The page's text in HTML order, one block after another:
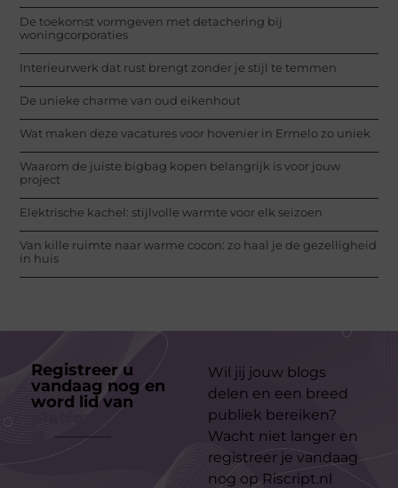
De toekomst vormgeven met detachering bij
woningcorporaties
Interieurwerk dat rust brengt zonder je stijl te temmen
De unieke charme van oud eikenhout
Wat maken deze vacatures voor hovenier in Ermelo zo uniek
Waarom de juiste bigbag kopen belangrijk is voor jouw
project
Elektrische kachel: stijlvolle warmte voor elk seizoen
Van kille ruimte naar warme cocon: zo haal je de gezelligheid
in huis
Registreer u
vandaag nog en
word lid van
Wil jij jouw blogs
delen en een breed
publiek bereiken?
Wacht niet langer en
registreer je vandaag
nog op Riscript.nl